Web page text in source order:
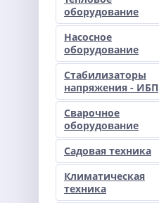
оборудование
Насосное
оборудование
Стабилизаторы
напряжения - ИБП
Сварочное
оборудование
Садовая техника
Климатическая
техника